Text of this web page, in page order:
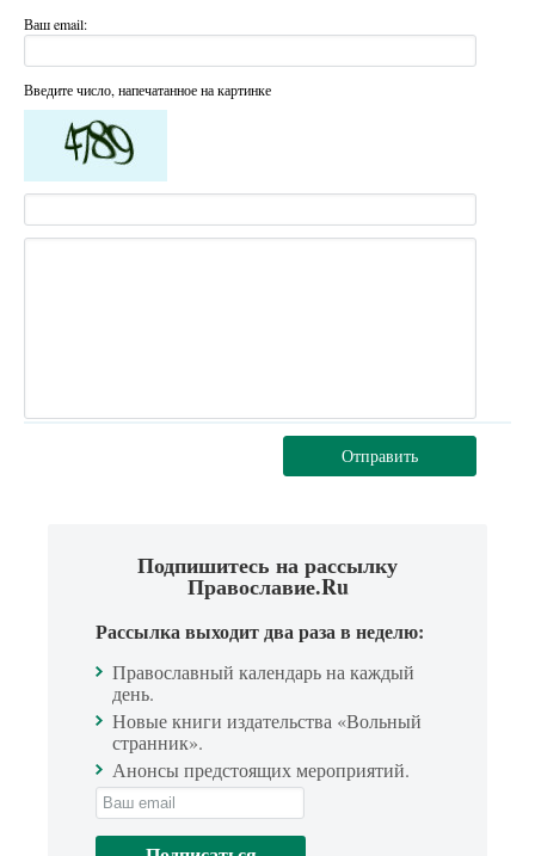
Ваш email:
Введите число, напечатанное на картинке
Отправить
Подпишитесь на рассылку
Православие.Ru
Рассылка выходит два раза в неделю:
Православный календарь на каждый
день.
Новые книги издательства «Вольный
странник».
Анонсы предстоящих мероприятий.